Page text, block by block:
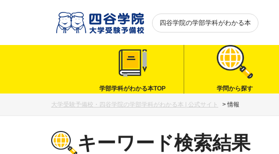
四谷学院の学部学科がわかる本
学部学科がわかる本TOP 学問から探す
大学受験予備校・四谷学院の学部学科がわかる本 | 公式サイト >情報
キーワード検索結果